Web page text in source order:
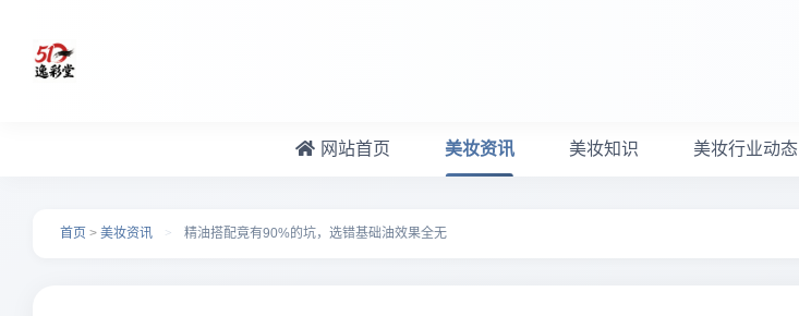
网站首页 美妆资讯 美妆知识 美妆行业动态
首页 > 美妆资讯 > 精油搭配竟有90%的坑，选错基础油效果全无